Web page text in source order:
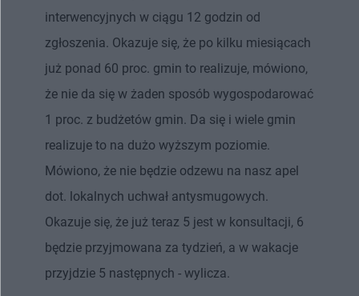
interwencyjnych w ciągu 12 godzin od
zgłoszenia. Okazuje się, że po kilku miesiącach
już ponad 60 proc. gmin to realizuje, mówiono,
że nie da się w żaden sposób wygospodarować
1 proc. z budżetów gmin. Da się i wiele gmin
realizuje to na dużo wyższym poziomie.
Mówiono, że nie będzie odzewu na nasz apel
dot. lokalnych uchwał antysmugowych.
Okazuje się, że już teraz 5 jest w konsultacji, 6
będzie przyjmowana za tydzień, a w wakacje
przyjdzie 5 następnych - wylicza.